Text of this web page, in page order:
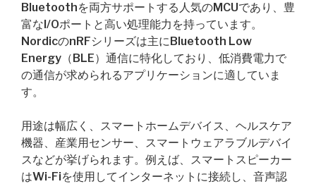
Bluetoothを両方サポートする人気のMCUであり、豊
富なI/Oポートと高い処理能力を持っています。
NordicのnRFシリーズは主にBluetooth Low
Energy（BLE）通信に特化しており、低消費電力で
の通信が求められるアプリケーションに適していま
す。
用途は幅広く、スマートホームデバイス、ヘルスケア
機器、産業用センサー、スマートウェアラブルデバイ
スなどが挙げられます。例えば、スマートスピーカー
はWi-Fiを使用してインターネットに接続し、音声認